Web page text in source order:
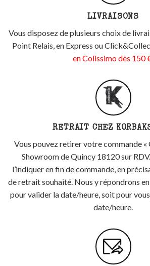
LIVRAISONS
Vous disposez de plusieurs choix de
Point Relais, en Express ou
en Colissimo dès 150
RETRAIT CHEZ
Vous pouvez retirer votre commande
Showroom de Quincy 18120 sur
l’indiquer en fin de commande, en
de retrait souhaité. Nous y répondrons
pour valider la date/heure, soit pour
date/heure.